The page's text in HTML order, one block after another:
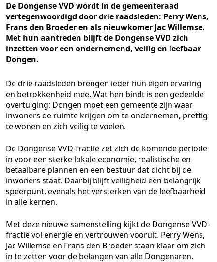
De Dongense VVD wordt in de gemeenteraad
vertegenwoordigd door drie raadsleden: Perry Wens,
Frans den Broeder en als nieuwkomer Jac Willemse.
Met hun aantreden blijft de Dongense VVD zich
inzetten voor een ondernemend, veilig en leefbaar
Dongen.
De drie raadsleden brengen ieder hun eigen ervaring
en betrokkenheid mee. Wat hen bindt is een gedeelde
overtuiging: Dongen moet een gemeente zijn waar
inwoners de ruimte krijgen om te ondernemen, prettig
te wonen en zich veilig te voelen.
De Dongense VVD-fractie zet zich de komende periode
in voor een sterke lokale economie, realistische en
betaalbare plannen en een bestuur dat dicht bij de
inwoners staat. Daarbij blijft veiligheid een belangrijk
speerpunt, evenals het versterken van de leefbaarheid
in alle kernen.
Met deze nieuwe samenstelling kijkt de Dongense VVD-
fractie vol energie en vertrouwen vooruit. Perry Wens,
Jac Willemse en Frans den Broeder staan klaar om zich
in te zetten voor de belangen van alle Dongenaren.